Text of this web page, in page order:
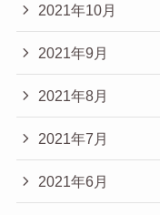
2021年10月
2021年9月
2021年8月
2021年7月
2021年6月